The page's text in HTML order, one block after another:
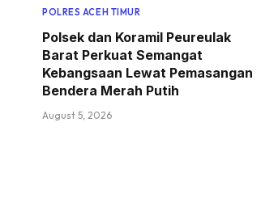
POLRES ACEH TIMUR
Polsek dan Koramil Peureulak
Barat Perkuat Semangat
Kebangsaan Lewat Pemasangan
Bendera Merah Putih
August 5, 2026